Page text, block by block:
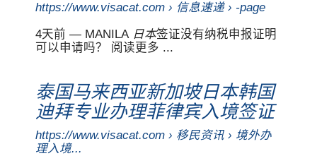
https://www.visacat.com › 信息速递 › -page
4天前 — MANILA 日本签证没有纳税申报证明
可以申请吗？ 阅读更多 ...
泰国马来西亚新加坡日本韩国
迪拜专业办理菲律宾入境签证
https://www.visacat.com › 移民资讯 › 境外办
理入境...